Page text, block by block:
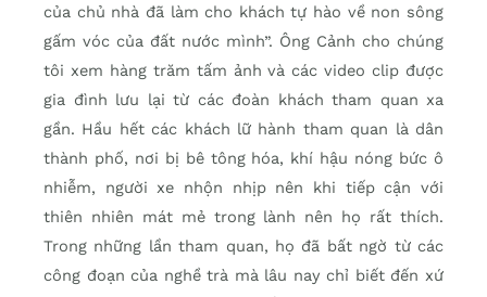
của chủ nhà đã làm cho khách tự hào về non sông
gấm vóc của đất nước mình”. Ông Cảnh cho chúng
tôi xem hàng trăm tấm ảnh và các video clip được
gia đình lưu lại từ các đoàn khách tham quan xa
gần. Hầu hết các khách lữ hành tham quan là dân
thành phố, nơi bị bê tông hóa, khí hậu nóng bức ô
nhiễm, người xe nhộn nhịp nên khi tiếp cận với
thiên nhiên mát mẻ trong lành nên họ rất thích.
Trong những lần tham quan, họ đã bất ngờ từ các
công đoạn của nghề trà mà lâu nay chỉ biết đến xứ